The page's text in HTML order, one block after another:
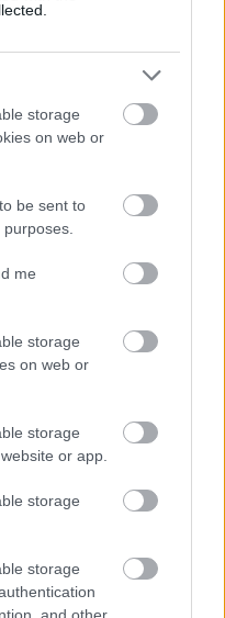
storage
on web or
be sent to
me
storage
on web or
storage
or app.
storage
storage
lehet a sorozat
semmit, de már